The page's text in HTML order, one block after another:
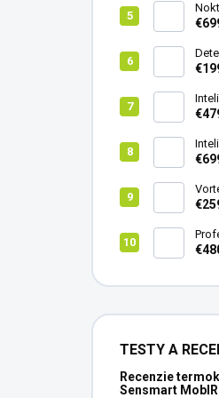
340
III +
TESTY A
Recenzie
Sensmart